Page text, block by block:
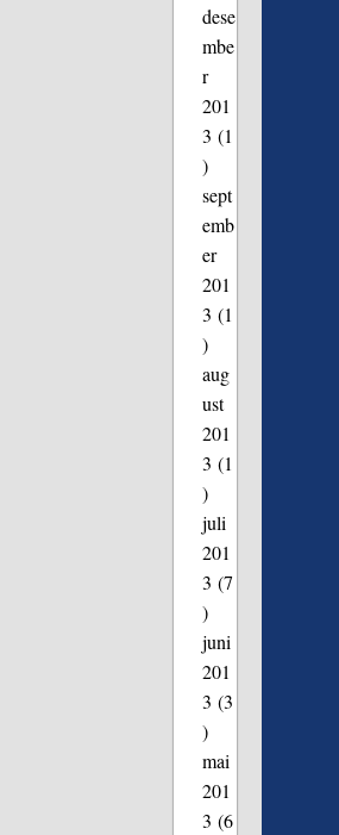
dese
mbe
r
201
3 (1
)
sept
emb
er
201
3 (1
)
aug
ust
201
3 (1
)
juli
201
3 (7
)
juni
201
3 (3
)
mai
201
3 (6